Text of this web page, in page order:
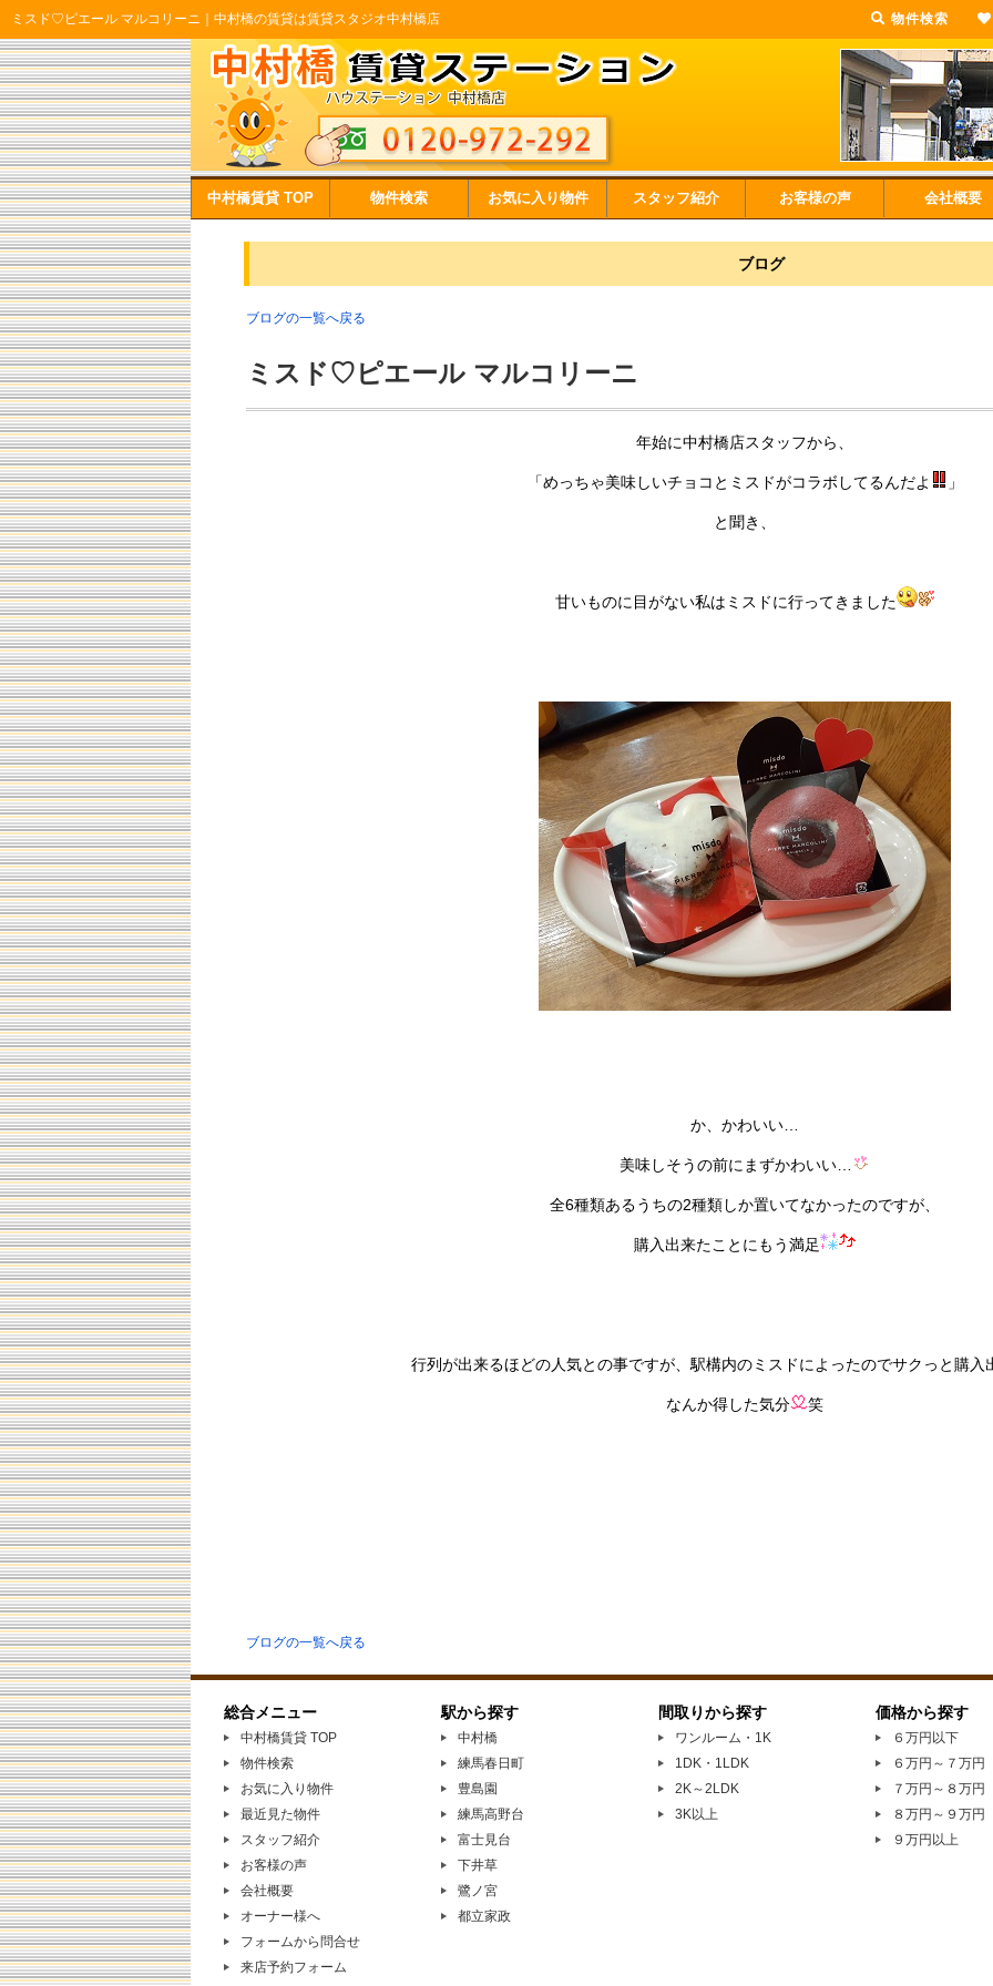
ミスド♡ピエール マルコリーニ｜中村橋の賃貸は賃貸スタジオ中村橋店
中村橋賃貸 TOP 物件検索 お気に入り物件 スタッフ紹介 お客様の声 会社概要
ブログ
ブログの一覧へ戻る
ミスド♡ピエール マルコリーニ
年始に中村橋店スタッフから、
「めっちゃ美味しいチョコとミスドがコラボしてるんだよ 」
と聞き、
甘いものに目がない私はミスドに行ってきました
か、かわいい…
美味しそうの前にまずかわいい…
全6種類あるうちの2種類しか置いてなかったのですが、
購入出来たことにもう満足
行列が出来るほどの人気との事ですが、駅構内のミスドによったのでサクっと購入
なんか得した気分 笑
ブログの一覧へ戻る
総合メニュー
中村橋賃貸 TOP
物件検索
お気に入り物件
最近見た物件
スタッフ紹介
お客様の声
会社概要
オーナー様へ
フォームから問合せ
来店予約フォーム
駅から探す
中村橋
練馬春日町
豊島園
練馬高野台
富士見台
下井草
鷺ノ宮
都立家政
間取りから探す
ワンルーム・1K
1DK・1LDK
2K～2LDK
3K以上
価格から探す
６万円以下
６万円～７万円
７万円～８万円
８万円～９万円
９万円以上
物件検索